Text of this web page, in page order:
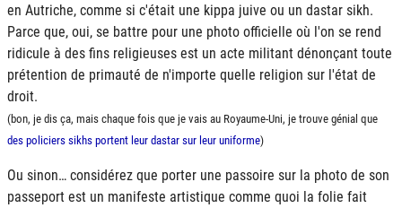
en Autriche, comme si c'était une kippa juive ou un dastar sikh.
Parce que, oui, se battre pour une photo officielle où l'on se rend
ridicule à des fins religieuses est un acte militant dénonçant toute
prétention de primauté de n'importe quelle religion sur l'état de
droit.
(bon, je dis ça, mais chaque fois que je vais au Royaume-Uni, je trouve génial que
des policiers sikhs portent leur dastar sur leur uniforme)
Ou sinon… considérez que porter une passoire sur la photo de son
passeport est un manifeste artistique comme quoi la folie fait